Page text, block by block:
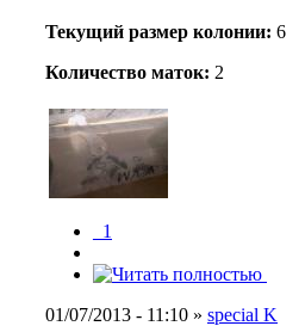
Текущий размер кoлонии: 6
Количество маток: 2
_1
01/07/2013 - 11:10 » special K